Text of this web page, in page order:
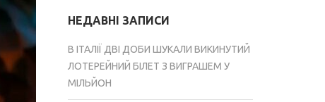
НЕДАВНІ ЗАПИСИ
В ІТАЛІЇ ДВІ ДОБИ ШУКАЛИ ВИКИНУТИЙ
ЛОТЕРЕЙНИЙ БІЛЕТ З ВИГРАШЕМ У
МІЛЬЙОН